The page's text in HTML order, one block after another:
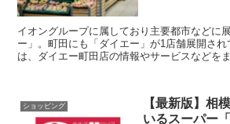
イオングループに属しており主要都市などに
ー」。町田にも「ダイエー」が1店舗展開さ
は、ダイエー町田店の情報やサービスなどを
ショッピング
【最新版】相
いるスーパー